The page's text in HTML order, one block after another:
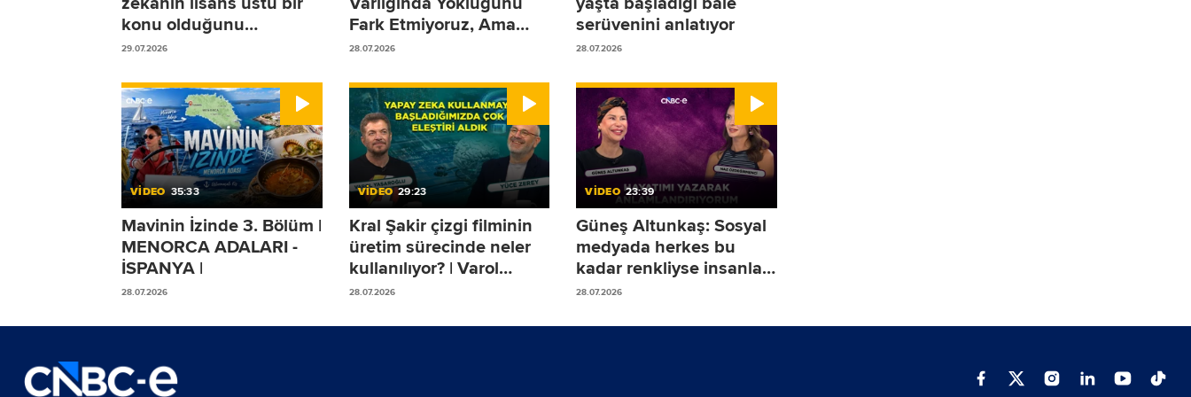
konu olduğunu
düşünüyoruz!
29.07.2026
Fark Etmiyoruz, Ama
Olmadığında Sistemler
28.07.2026
serüvenini anlatıyor
28.07.2026
VİDEO 35:33
Mavinin İzinde 3. Bölüm |
MENORCA ADALARI -
İSPANYA |
28.07.2026
VİDEO 29:23
Kral Şakir çizgi filminin
üretim sürecinde neler
kullanılıyor? | Varol
Yaşaroğlu
28.07.2026
VİDEO 23:39
Güneş Altunkaş: Sosyal
medyada herkes bu
kadar renkliyse insanlar
sokakta neden mutsuz?
28.07.2026